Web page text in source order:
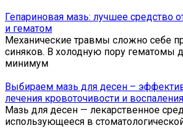
Гепариновая мазь: лучшее средство
и гематом
Механические травмы сложно себе
синяков. В холодную пору гематомы
минимум
Выбираем мазь для десен –
лечения кровоточивости и воспаления
Мазь для десен — лекарственное
использующееся в